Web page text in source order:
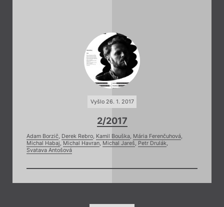
Vyšlo 26. 1. 2017
2/2017
Adam Borzič, Derek Rebro, Kamil Bouška, Mária Ferenčuhová,
Michal Habaj, Michal Havran, Michal Jareš, Petr Drulák,
Svatava Antošová